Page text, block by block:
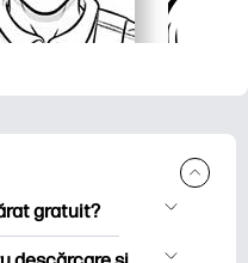
gratuit?
de